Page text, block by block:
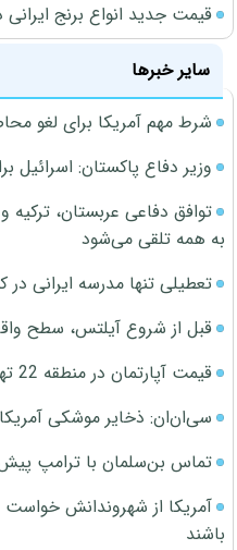
قیمت جدید انواع برنج ایرانی در
سایر خبرها
شرط مهم آمریکا برای لغو
وزیر دفاع پاکستان:
توافق دفاعی عربستان،
به همه تلقی می‌شود
تعطیلی تنها مدرسه ایرانی در
قبل از شروع آیلتس، سطح
قیمت آپارتمان در منطقه 22 تهران چقدر است؟
سی‌ان‌ان: ذخایر موشکی
تماس بن‌سلمان با ترامپ پیش
آمریکا از شهروندانش خواست
باشند